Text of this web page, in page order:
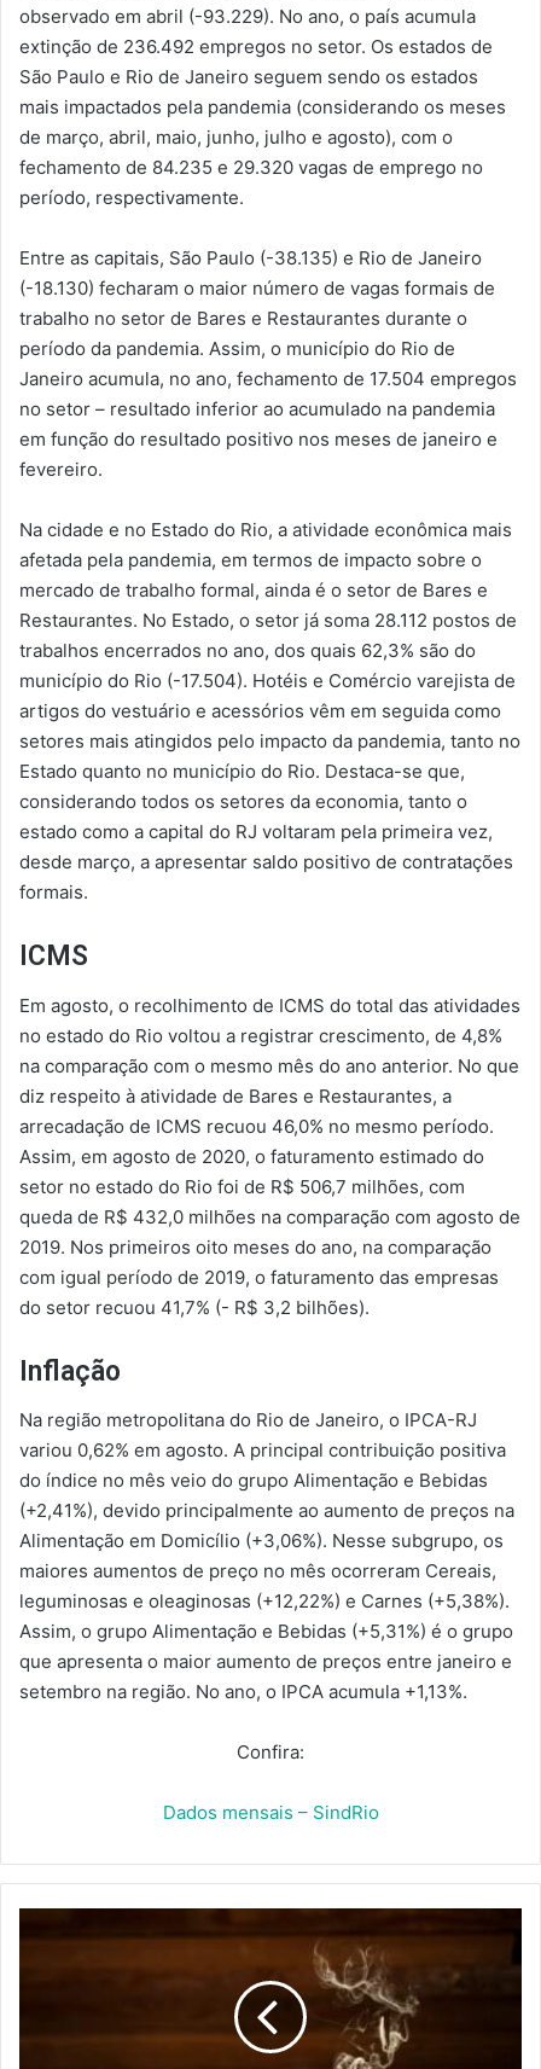
observado em abril (-93.229). No ano, o país acumula
extinção de 236.492 empregos no setor. Os estados de
São Paulo e Rio de Janeiro seguem sendo os estados
mais impactados pela pandemia (considerando os meses
de março, abril, maio, junho, julho e agosto), com o
fechamento de 84.235 e 29.320 vagas de emprego no
período, respectivamente.
Entre as capitais, São Paulo (-38.135) e Rio de Janeiro
(-18.130) fecharam o maior número de vagas formais de
trabalho no setor de Bares e Restaurantes durante o
período da pandemia. Assim, o município do Rio de
Janeiro acumula, no ano, fechamento de 17.504 empregos
no setor – resultado inferior ao acumulado na pandemia
em função do resultado positivo nos meses de janeiro e
fevereiro.
Na cidade e no Estado do Rio, a atividade econômica mais
afetada pela pandemia, em termos de impacto sobre o
mercado de trabalho formal, ainda é o setor de Bares e
Restaurantes. No Estado, o setor já soma 28.112 postos de
trabalhos encerrados no ano, dos quais 62,3% são do
município do Rio (-17.504). Hotéis e Comércio varejista de
artigos do vestuário e acessórios vêm em seguida como
setores mais atingidos pelo impacto da pandemia, tanto no
Estado quanto no município do Rio. Destaca-se que,
considerando todos os setores da economia, tanto o
estado como a capital do RJ voltaram pela primeira vez,
desde março, a apresentar saldo positivo de contratações
formais.
ICMS
Em agosto, o recolhimento de ICMS do total das atividades
no estado do Rio voltou a registrar crescimento, de 4,8%
na comparação com o mesmo mês do ano anterior. No que
diz respeito à atividade de Bares e Restaurantes, a
arrecadação de ICMS recuou 46,0% no mesmo período.
Assim, em agosto de 2020, o faturamento estimado do
setor no estado do Rio foi de R$ 506,7 milhões, com
queda de R$ 432,0 milhões na comparação com agosto de
2019. Nos primeiros oito meses do ano, na comparação
com igual período de 2019, o faturamento das empresas
do setor recuou 41,7% (- R$ 3,2 bilhões).
Inflação
Na região metropolitana do Rio de Janeiro, o IPCA-RJ
variou 0,62% em agosto. A principal contribuição positiva
do índice no mês veio do grupo Alimentação e Bebidas
(+2,41%), devido principalmente ao aumento de preços na
Alimentação em Domicílio (+3,06%). Nesse subgrupo, os
maiores aumentos de preço no mês ocorreram Cereais,
leguminosas e oleaginosas (+12,22%) e Carnes (+5,38%).
Assim, o grupo Alimentação e Bebidas (+5,31%) é o grupo
que apresenta o maior aumento de preços entre janeiro e
setembro na região. No ano, o IPCA acumula +1,13%.
Confira:
Dados mensais – SindRio
AÍ